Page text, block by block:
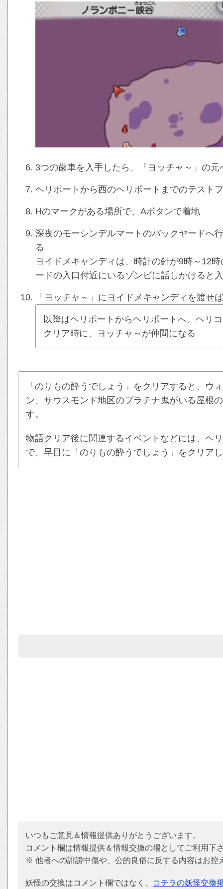
3つの歯車を入手したら、「ヨッチャ～」の元
ヘリポートから西のヘリポートまでのテスト
Hのマークがある場所で、Aボタンで着地
深夜のモーシンデルマートのバックヤードへ
る
ヨイドメキャンディは、時計の針が9時～12
ードの入口付近にいるゾンビに話しかけると
「ヨッチャ～」にヨイドメキャンディを渡せ
以降はヘリポートからヘリポートへ、ヘリ
クリア時に、ヨッチャ～が仲間になる
「のりもの酔うでしょう」をクリアすると、ウ
ン、サウスモンド地区のプラチナ鬼がいる屋根
す。
物語クリア後に関連するイベントなどには、ヘ
で、早目に「のりもの酔うでしょう」をクリア
いつもご意見＆情報提供ありがとうございます。
コメント欄は情報提供＆情報交換の場としてご利用下
※ 他者への誹謗中傷や、公的良俗に反する内容はお控
妖怪の交換はコメント欄ではなく、 コチラの妖怪交換